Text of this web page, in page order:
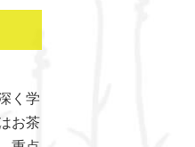
く学
お茶